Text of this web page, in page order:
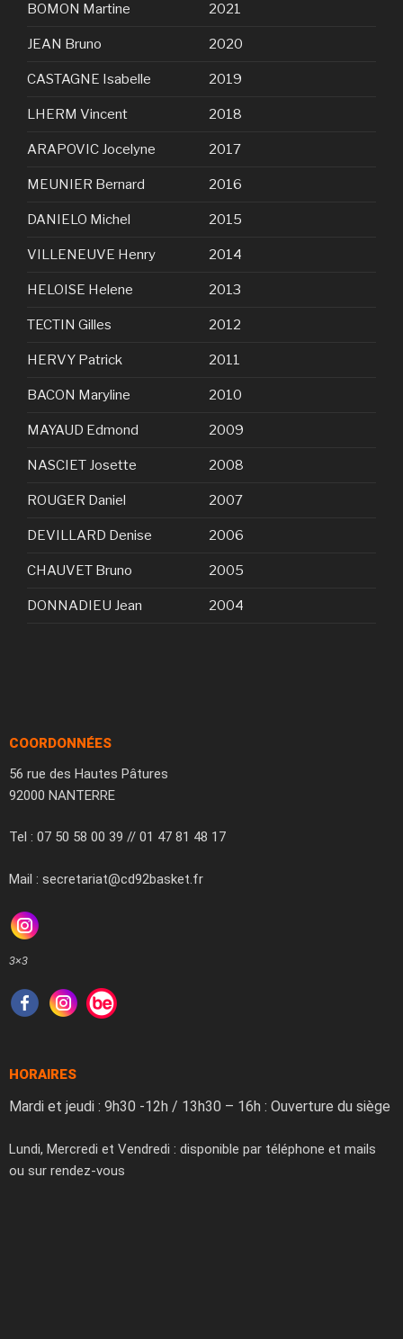
BOMON Martine 2021
JEAN Bruno 2020
CASTAGNE Isabelle 2019
LHERM Vincent 2018
ARAPOVIC Jocelyne 2017
MEUNIER Bernard 2016
DANIELO Michel 2015
VILLENEUVE Henry 2014
HELOISE Helene 2013
TECTIN Gilles 2012
HERVY Patrick 2011
BACON Maryline 2010
MAYAUD Edmond 2009
NASCIET Josette 2008
ROUGER Daniel 2007
DEVILLARD Denise 2006
CHAUVET Bruno 2005
DONNADIEU Jean 2004
COORDONNÉES
56 rue des Hautes Pâtures
92000 NANTERRE
Tel : 07 50 58 00 39 // 01 47 81 48 17
Mail : secretariat@cd92basket.fr
3×3
HORAIRES
Mardi et jeudi : 9h30 -12h / 13h30 – 16h : Ouverture du siège
Lundi, Mercredi et Vendredi : disponible par téléphone et mails
ou sur rendez-vous